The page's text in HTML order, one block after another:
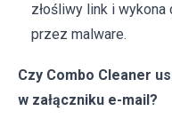
złośliwy link i
przez malware.
Czy Combo Cleaner
w załączniku e-mail?